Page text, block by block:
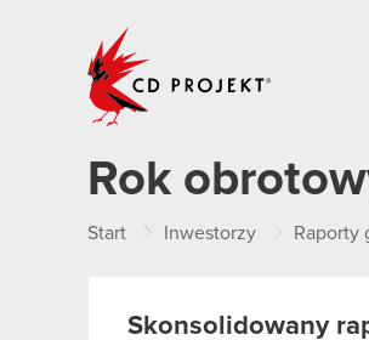
Rok
Start Inwestorzy Raporty
Skonsolidowany